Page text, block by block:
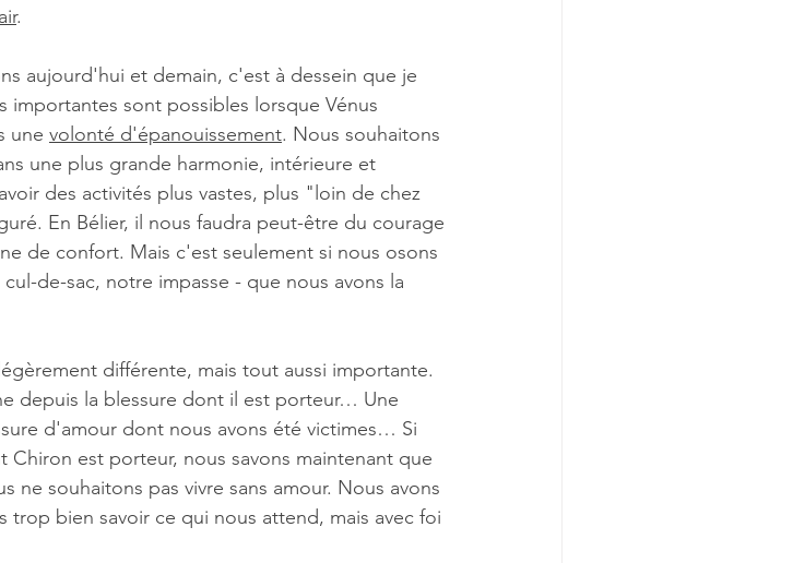
.
aujourd'hui et demain, c'est à dessein que je
sont possibles lorsque Vénus
une volonté d'épanouissement. Nous souhaitons
une plus grande harmonie, intérieure et
des activités plus vastes, plus "loin de chez
En Bélier, il nous faudra peut-être du courage
de confort. Mais c'est seulement si nous osons
de-sac, notre impasse - que nous avons la
différente, mais tout aussi importante.
depuis la blessure dont il est porteur… Une
d'amour dont nous avons été victimes… Si
est porteur, nous savons maintenant que
ne souhaitons pas vivre sans amour. Nous avons
trop bien savoir ce qui nous attend, mais avec foi